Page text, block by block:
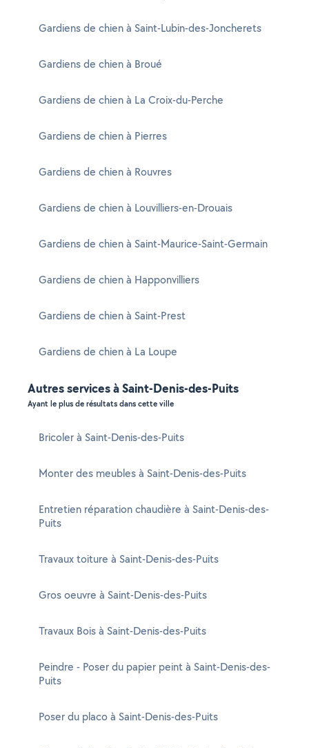
Gardiens de chien à Saint-Lubin-des-Joncherets
Gardiens de chien à Broué
Gardiens de chien à La Croix-du-Perche
Gardiens de chien à Pierres
Gardiens de chien à Rouvres
Gardiens de chien à Louvilliers-en-Drouais
Gardiens de chien à Saint-Maurice-Saint-Germain
Gardiens de chien à Happonvilliers
Gardiens de chien à Saint-Prest
Gardiens de chien à La Loupe
Autres services à Saint-Denis-des-Puits
Ayant le plus de résultats dans cette ville
Bricoler à Saint-Denis-des-Puits
Monter des meubles à Saint-Denis-des-Puits
Entretien réparation chaudière à Saint-Denis-des-
Puits
Travaux toiture à Saint-Denis-des-Puits
Gros oeuvre à Saint-Denis-des-Puits
Travaux Bois à Saint-Denis-des-Puits
Peindre - Poser du papier peint à Saint-Denis-des-
Puits
Poser du placo à Saint-Denis-des-Puits